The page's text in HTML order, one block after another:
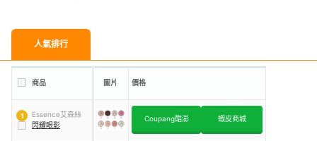
人氣排行
商品 圖片 價格
1
Essence艾森絲
閃耀眼影
Coupang酷澎 蝦皮商城